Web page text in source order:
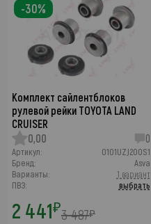
Комплект сайлентблоков
рулевой рейки TOYOTA LAND
CRUISER
0,00
0
Артикул:
0101UZJ200S1
Бренд:
Asva
Варианты:
1 вариант
ПВЗ:
выбрать
2 441₽3 487₽
-30%